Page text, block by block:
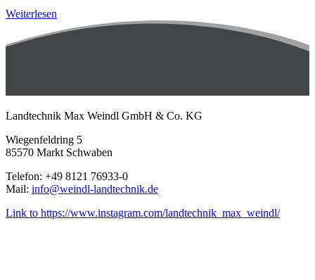
Weiterlesen
Landtechnik Max Weindl GmbH & Co. KG
Wiegenfeldring 5
85570 Markt Schwaben
Telefon: +49 8121 76933-0
Mail: info@weindl-landtechnik.de
Link to https://www.instagram.com/landtechnik_max_weindl/